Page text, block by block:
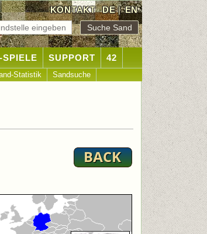
KONTAKT DE|EN
SPIELE SUPPORT 42
Statistik Sandsuche